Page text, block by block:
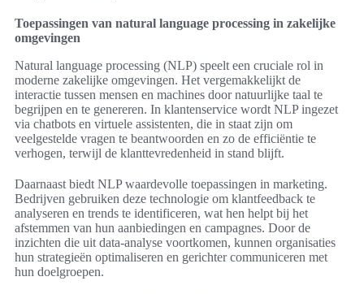
Toepassingen van natural language processing in zakelijke
omgevingen
Natural language processing (NLP) speelt een cruciale rol in
moderne zakelijke omgevingen. Het vergemakkelijkt de
interactie tussen mensen en machines door natuurlijke taal te
begrijpen en te genereren. In klantenservice wordt NLP ingezet
via chatbots en virtuele assistenten, die in staat zijn om
veelgestelde vragen te beantwoorden en zo de efficiëntie te
verhogen, terwijl de klanttevredenheid in stand blijft.
Daarnaast biedt NLP waardevolle toepassingen in marketing.
Bedrijven gebruiken deze technologie om klantfeedback te
analyseren en trends te identificeren, wat hen helpt bij het
afstemmen van hun aanbiedingen en campagnes. Door de
inzichten die uit data-analyse voortkomen, kunnen organisaties
hun strategieën optimaliseren en gerichter communiceren met
hun doelgroepen.